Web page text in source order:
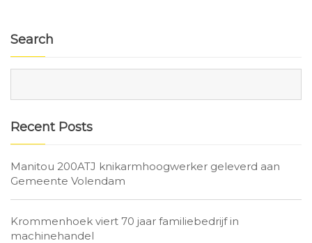
Search
Recent Posts
Manitou 200ATJ knikarmhoogwerker geleverd aan
Gemeente Volendam
Krommenhoek viert 70 jaar familiebedrijf in
machinehandel